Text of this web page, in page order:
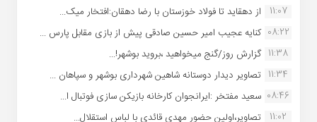
11:07
از دهقاید تا فولاد خوزستان با رضا دهقان:افتخار میک...
08:22 کنایه عجیب امیر حسین صادقی پیش از بازی مقابل پارس ...
11:38 گزارش روز/گنج میخواهید ،بروید بوشهر!...
11:34 تصاویر دیدار دوستانه شاهین شهردارى بوشهر و سپاهان ...
08:46 سعید مفتخر :ایرانجوان کارخانه بازیکن سازی فوتبال ا...
11:02
تصاویر،اولین حضور مهدی قائدی با لباس استقلال...